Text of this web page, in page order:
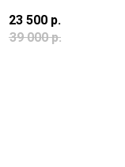
23 500 р.
39 000 р.